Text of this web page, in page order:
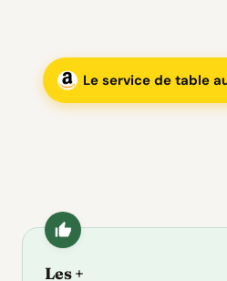
Le service de table
Les +